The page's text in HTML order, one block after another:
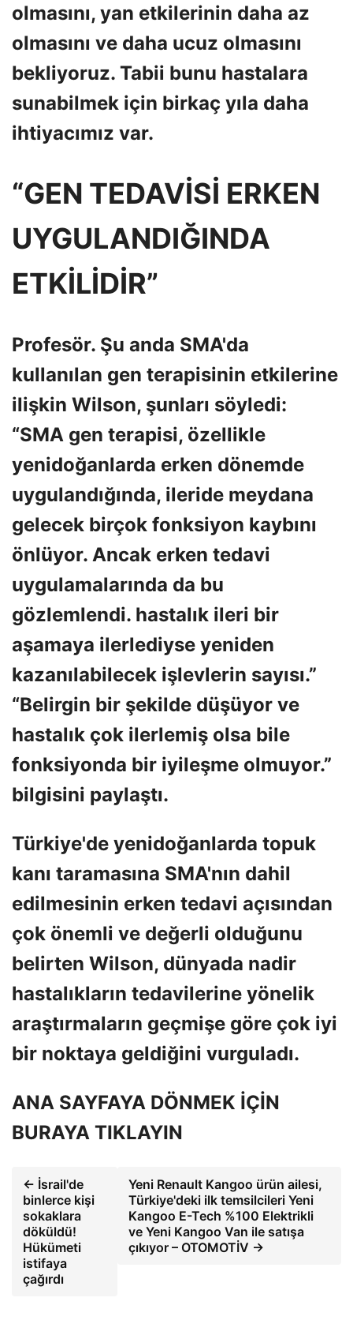
olmasını, yan etkilerinin daha az
olmasını ve daha ucuz olmasını
bekliyoruz. Tabii bunu hastalara
sunabilmek için birkaç yıla daha
ihtiyacımız var.
“GEN TEDAVİSİ ERKEN
UYGULANDIĞINDA
ETKİLİDİR”
Profesör. Şu anda SMA'da
kullanılan gen terapisinin etkilerine
ilişkin Wilson, şunları söyledi:
“SMA gen terapisi, özellikle
yenidoğanlarda erken dönemde
uygulandığında, ileride meydana
gelecek birçok fonksiyon kaybını
önlüyor. Ancak erken tedavi
uygulamalarında da bu
gözlemlendi. hastalık ileri bir
aşamaya ilerlediyse yeniden
kazanılabilecek işlevlerin sayısı.”
“Belirgin bir şekilde düşüyor ve
hastalık çok ilerlemiş olsa bile
fonksiyonda bir iyileşme olmuyor.”
bilgisini paylaştı.
Türkiye'de yenidoğanlarda topuk
kanı taramasına SMA'nın dahil
edilmesinin erken tedavi açısından
çok önemli ve değerli olduğunu
belirten Wilson, dünyada nadir
hastalıkların tedavilerine yönelik
araştırmaların geçmişe göre çok iyi
bir noktaya geldiğini vurguladı.
ANA SAYFAYA DÖNMEK İÇİN
BURAYA TIKLAYIN
← İsrail'de
binlerce kişi
sokaklara
döküldü!
Hükümeti
istifaya
çağırdı
Yeni Renault Kangoo ürün ailesi,
Türkiye'deki ilk temsilcileri Yeni
Kangoo E-Tech %100 Elektrikli
ve Yeni Kangoo Van ile satışa
çıkıyor – OTOMOTİV →